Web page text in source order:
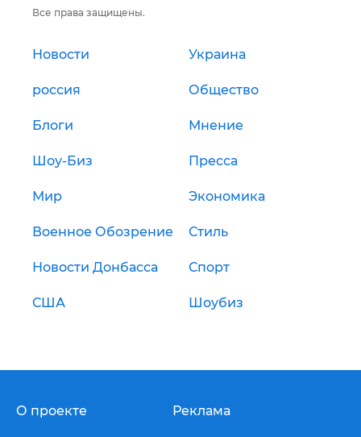
Все права защищены.
Новости Украина
россия Общество
Блоги Мнение
Шоу-Биз Пресса
Мир Экономика
Военное Обозрение Стиль
Новости Донбасса Спорт
США Шоубиз
О проекте Реклама